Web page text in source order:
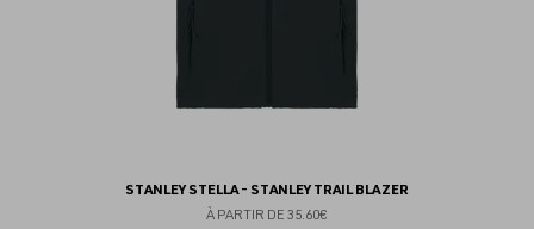
STANLEY STELLA - STANLEY TRAIL BLAZER
À PARTIR DE 35.60€